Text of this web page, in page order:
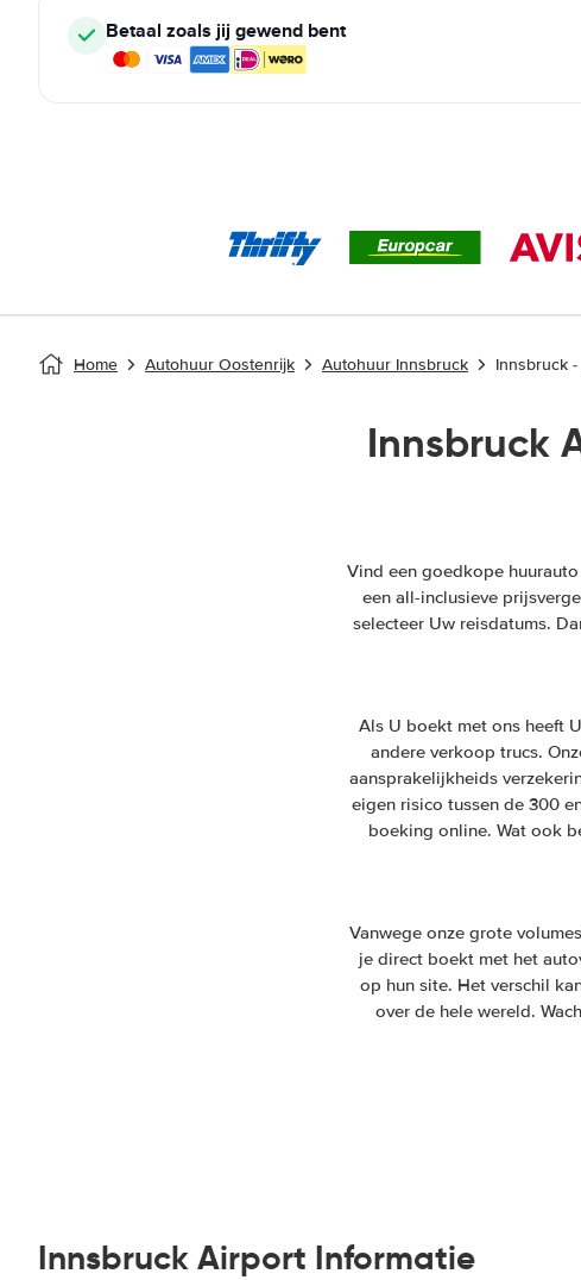
Betaal zoals jij gewend bent
Home Autohuur Oostenrijk Autohuur Innsbruck Innsbruck
Innsbruck
Vind een goedkope
een all-inclusieve
selecteer Uw reisdatums.
Als U boekt met ons heeft
andere verkoop trucs.
aansprakelijkheids
eigen risico tussen de 300
boeking online. Wat ook
Vanwege onze grote
je direct boekt met het
op hun site. Het verschil
over de hele wereld.
Innsbruck Airport Informatie